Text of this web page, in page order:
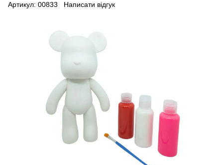
Артикул: 00833 Написати відгук